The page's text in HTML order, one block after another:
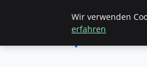
Apemania
Wir verwenden
erfahren